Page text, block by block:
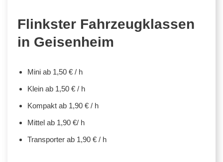
Flinkster Fahrzeugklassen
in Geisenheim
Mini ab 1,50 € / h
Klein ab 1,50 € / h
Kompakt ab 1,90 € / h
Mittel ab 1,90 €/ h
Transporter ab 1,90 € / h